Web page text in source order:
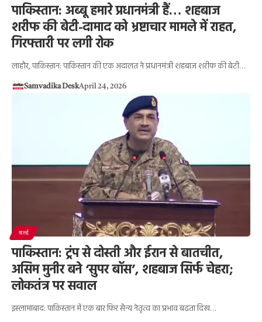
पाकिस्तान: अब्बू हमारे प्रधानमंत्री हैं… शहबाज
शरीफ की बेटी-दामाद को भ्रष्टाचार मामले में राहत,
गिरफ्तारी पर लगी रोक
लाहौर, पाकिस्तान: पाकिस्तान की एक अदालत ने प्रधानमंत्री शहबाज शरीफ की बेटी…
Samvadika DeskApril 24, 2026
वर्ल्ड
पाकिस्तान: ट्रंप से दोस्ती और ईरान से बातचीत,
असिम मुनीर बने ‘सुपर बॉस’, शहबाज सिर्फ चेहरा;
लोकतंत्र पर सवाल
इस्लामाबाद: पाकिस्तान में एक बार फिर सैन्य नेतृत्व का प्रभाव बढ़ता दिख…